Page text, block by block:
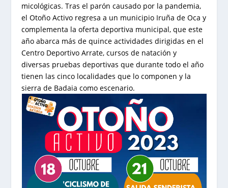
micológicas. Tras el parón causado por la pandemia,
el Otoño Activo regresa a un municipio Iruña de Oca y
complementa la oferta deportiva municipal, que este
año abarca más de quince actividades dirigidas en el
Centro Deportivo Arrate, cursos de natación y
diversas pruebas deportivas que durante todo el año
tienen las cinco localidades que lo componen y la
sierra de Badaia como escenario.